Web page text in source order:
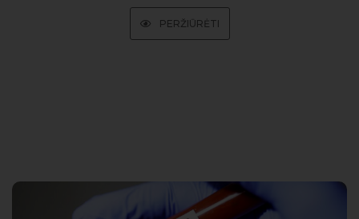
PERŽIŪRĖTI